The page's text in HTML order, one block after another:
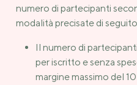
numero di partecipanti
modalità precisate di
Il numero di
per iscritto e senza
margine massimo del